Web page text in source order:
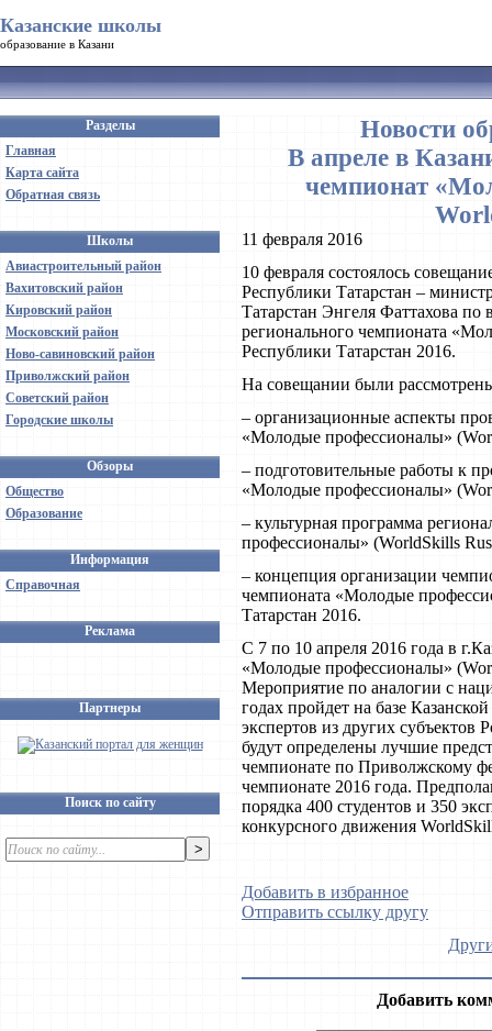
Казанские школы
образование в Казани
Разделы
Главная
Карта сайта
Обратная связь
Школы
Авиастроительный район
Вахитовский район
Кировский район
Московский район
Ново-савиновский район
Приволжский район
Советский район
Городские школы
Обзоры
Общество
Образование
Информация
Справочная
Реклама
Партнеры
Поиск по сайту
Новости
В апреле в
чемпионат
11 февраля 2016
10 февраля состоялось
Республики Татарстан –
Татарстан Энгеля Фаттахова по
регионального чемпионата
Республики Татарстан 2016.
На совещании были
– организационные аспекты
«Молодые профессионалы»
– подготовительные работы к
«Молодые профессионалы»
– культурная программа
профессионалы» (WorldSkills
– концепция организации
чемпионата «Молодые
Татарстан 2016.
С 7 по 10 апреля 2016 года в
«Молодые профессионалы»
Мероприятие по аналогии с
годах пройдет на базе
экспертов из других субъектов
будут определены лучшие
чемпионате по Приволжскому
чемпионате 2016 года.
порядка 400 студентов и 350
конкурсного движения
Добавить в избранное
Отправить ссылку другу
Добавить